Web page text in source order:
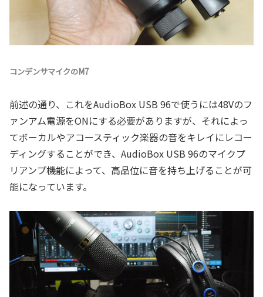
コンデンサマイクのM7
前述の通り、これをAudioBox USB 96で使うには48Vのフ
ァンアム電源をONにする必要がありますが、それによっ
てボーカルやアコースティック楽器の音をキレイにレコー
ディングすることができ、AudioBox USB 96のマイクプ
リアンプ機能によって、高品位に音を持ち上げることが可
能になっています。